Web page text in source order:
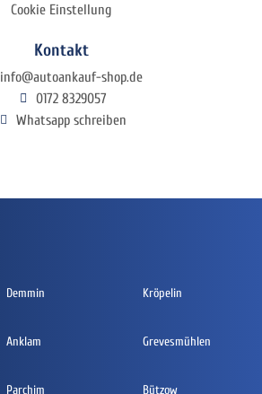
Cookie Einstellung
Kontakt
info@autoankauf-shop.de
0172 8329057
Whatsapp schreiben
Demmin Kröpelin
Anklam Grevesmühlen
Parchim Bützow